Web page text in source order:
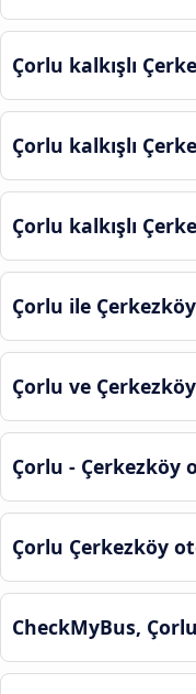
Çorlu kalkışlı
Çorlu kalkışlı
Çorlu kalkışlı
Çorlu ile
Çorlu ve
Çorlu - Çerkezköy
Çorlu Çerkezköy
CheckMyBus,